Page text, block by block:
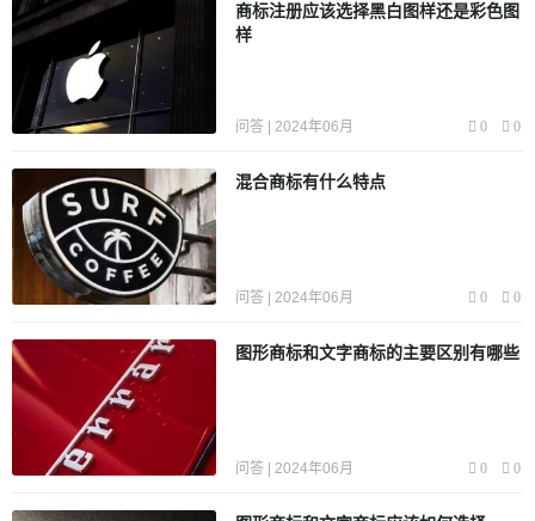
商标注册应该选择黑白图样还是彩色图
样
问答 | 2024年06月 0 0
混合商标有什么特点
问答 | 2024年06月 0 0
图形商标和文字商标的主要区别有哪些
问答 | 2024年06月 0 0